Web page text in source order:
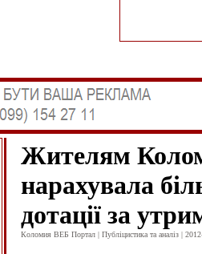
Жителям
нарахувала
дотації за
Коломия ВЕБ Портал | Публіцистика та аналіз |